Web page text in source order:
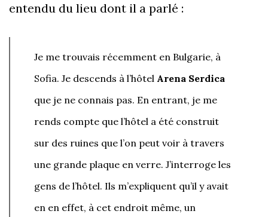
entendu du lieu dont il a parlé :
Je me trouvais récemment en Bulgarie, à
Sofia. Je descends à l’hôtel Arena Serdica
que je ne connais pas. En entrant, je me
rends compte que l’hôtel a été construit
sur des ruines que l’on peut voir à travers
une grande plaque en verre. J’interroge les
gens de l’hôtel. Ils m’expliquent qu’il y avait
en en effet, à cet endroit même, un